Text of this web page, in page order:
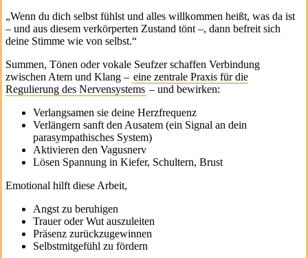
„Wenn du dich selbst fühlst und alles willkommen heißt, was da ist
– und aus diesem verkörperten Zustand tönt –, dann befreit sich
deine Stimme wie von selbst.“
Summen, Tönen oder vokale Seufzer schaffen Verbindung
zwischen Atem und Klang – eine zentrale Praxis für die
Regulierung des Nervensystems – und bewirken:
Verlangsamen sie deine Herzfrequenz
Verlängern sanft den Ausatem (ein Signal an dein
parasympathisches System)
Aktivieren den Vagusnerv
Lösen Spannung in Kiefer, Schultern, Brust
Emotional hilft diese Arbeit,
Angst zu beruhigen
Trauer oder Wut auszuleiten
Präsenz zurückzugewinnen
Selbstmitgefühl zu fördern